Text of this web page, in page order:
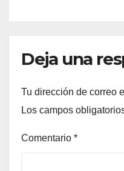
Deja una
Tu dirección de correo
Los campos
Comentario *